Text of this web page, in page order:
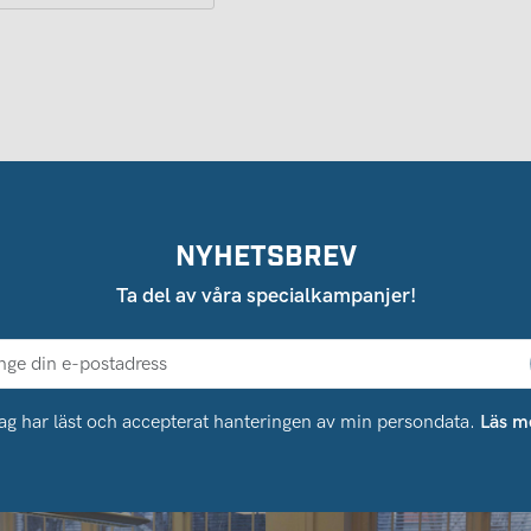
NYHETSBREV
Ta del av våra specialkampanjer!
har läst och accepterat hanteringen av min persondata. Läs